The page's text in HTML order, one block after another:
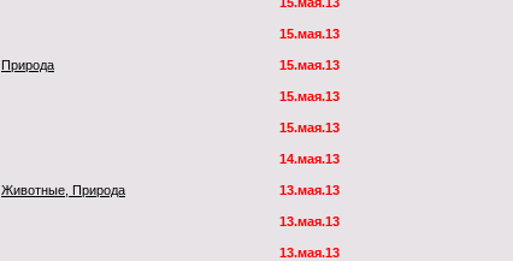
15.мая.13
Природа 15.мая.13
15.мая.13
15.мая.13
14.мая.13
Животные, Природа 13.мая.13
13.мая.13
13.мая.13